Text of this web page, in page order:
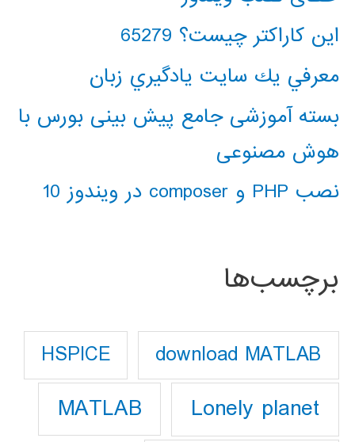
این کاراکتر چیست؟ 65279
معرفي يك سايت يادگيري زبان
بسته آموزشی جامع پیش بینی بورس با
هوش مصنوعی
نصب PHP و composer در ویندوز 10
برچسب‌ها
download MATLAB
HSPICE
Lonely planet
MATLAB